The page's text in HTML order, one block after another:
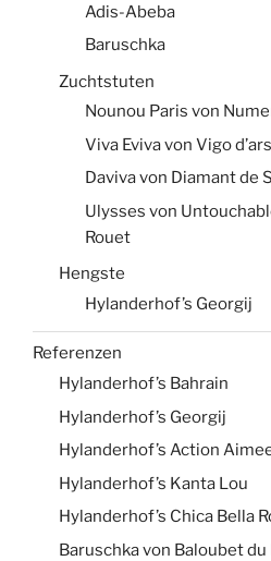
Adis-Abeba
Baruschka
Zuchtstuten
Nounou Paris von
Viva Eviva von Vigo
Daviva von Diamant de
Ulysses von
Rouet
Hengste
Hylanderhof’s Georgij
Referenzen
Hylanderhof’s Bahrain
Hylanderhof’s Georgij
Hylanderhof’s Action
Hylanderhof’s Kanta Lou
Hylanderhof’s Chica Bella
Baruschka von Baloubet